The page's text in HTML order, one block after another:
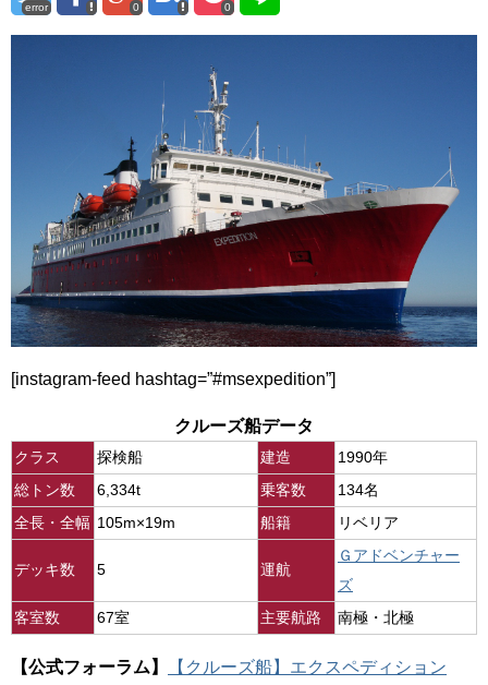
error 0 0
[instagram-feed hashtag=”#msexpedition”]
クルーズ船データ
クラス 探検船 建造
1990年
総トン数
6,334t 乗客数
134名
全長・全幅 105m×19m 船籍 リベリア
デッキ数 5 運航
Ｇアドベンチャー
ズ
客室数
67室 主要航路 南極・北極
【公式フォーラム】
【クルーズ船】エクスペディション